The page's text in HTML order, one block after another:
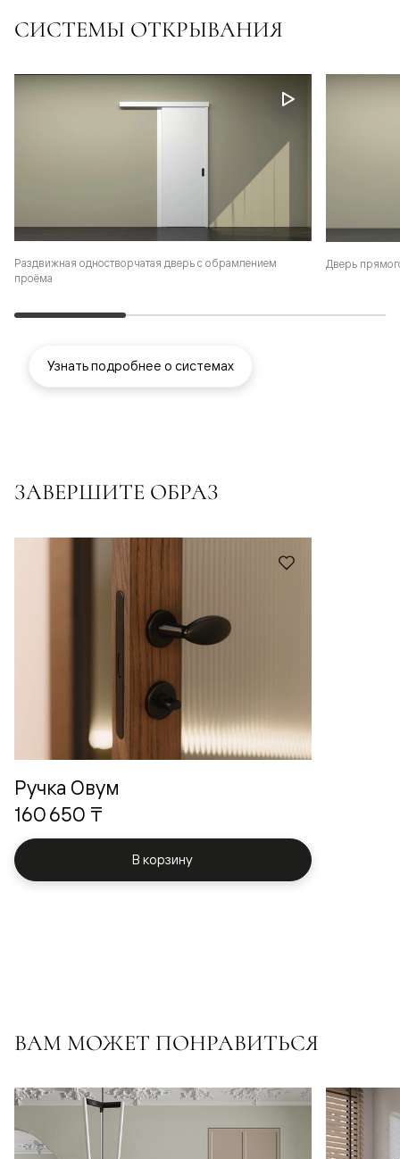
СИСТЕМЫ ОТКРЫВАНИЯ
Раздвижная одностворчатая дверь с обрамлением
проёма
Дверь
Узнать подробнее о системах
ЗАВЕРШИТЕ ОБРАЗ
Ручка Овум
160 650 ₸
В корзину
ВАМ МОЖЕТ ПОНРАВИТЬСЯ